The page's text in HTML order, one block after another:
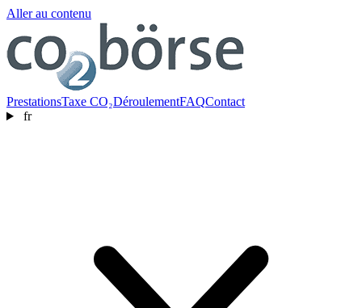
Aller au contenu
PrestationsTaxe CO₂DéroulementFAQContact
fr